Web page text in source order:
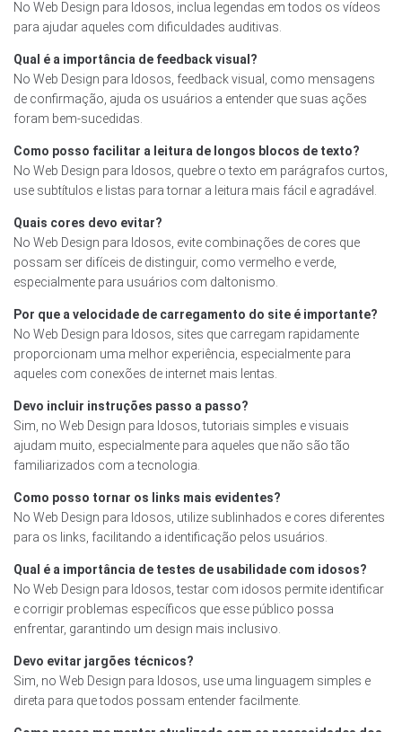
No Web Design para Idosos, inclua legendas em todos os vídeos
para ajudar aqueles com dificuldades auditivas.
Qual é a importância de feedback visual?
No Web Design para Idosos, feedback visual, como mensagens
de confirmação, ajuda os usuários a entender que suas ações
foram bem-sucedidas.
Como posso facilitar a leitura de longos blocos de texto?
No Web Design para Idosos, quebre o texto em parágrafos curtos,
use subtítulos e listas para tornar a leitura mais fácil e agradável.
Quais cores devo evitar?
No Web Design para Idosos, evite combinações de cores que
possam ser difíceis de distinguir, como vermelho e verde,
especialmente para usuários com daltonismo.
Por que a velocidade de carregamento do site é importante?
No Web Design para Idosos, sites que carregam rapidamente
proporcionam uma melhor experiência, especialmente para
aqueles com conexões de internet mais lentas.
Devo incluir instruções passo a passo?
Sim, no Web Design para Idosos, tutoriais simples e visuais
ajudam muito, especialmente para aqueles que não são tão
familiarizados com a tecnologia.
Como posso tornar os links mais evidentes?
No Web Design para Idosos, utilize sublinhados e cores diferentes
para os links, facilitando a identificação pelos usuários.
Qual é a importância de testes de usabilidade com idosos?
No Web Design para Idosos, testar com idosos permite identificar
e corrigir problemas específicos que esse público possa
enfrentar, garantindo um design mais inclusivo.
Devo evitar jargões técnicos?
Sim, no Web Design para Idosos, use uma linguagem simples e
direta para que todos possam entender facilmente.